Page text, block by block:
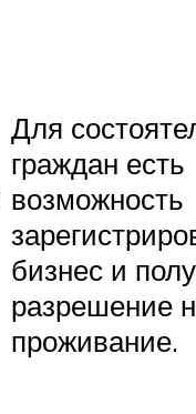
Для
граждан есть
возможность
бизнес и
разрешение
проживание.